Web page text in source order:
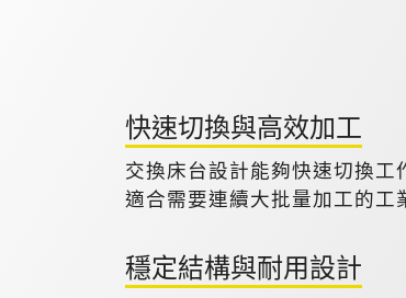
快速切換與高效加工
交換床台設計能夠快速切換工
適合需要連續大批量加工的工
穩定結構與耐用設計